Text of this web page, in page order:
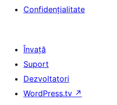
Confidențialitate
Învață
Suport
Dezvoltatori
WordPress.tv ↗